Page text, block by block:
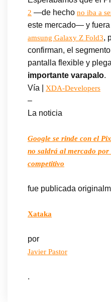
2 —de hecho no iba a
este mercado— y fuera
amsung Galaxy Z Fold3,
confirman, el
pantalla flexible y
importante varapalo.
Vía | XDA-Developers
–
La noticia
Google se rinde con el
no saldrá al mercado por
competitivo
fue publicada
Xataka
por
Javier Pastor
.